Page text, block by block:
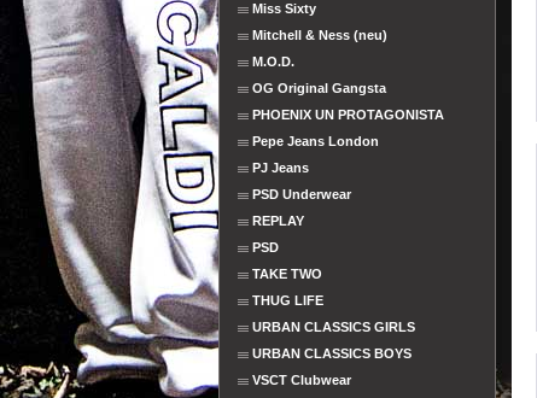
Miss Sixty
Mitchell & Ness (neu)
M.O.D.
OG Original Gangsta
PHOENIX UN PROTAGONISTA
Pepe Jeans London
PJ Jeans
PSD Underwear
REPLAY
PSD
TAKE TWO
THUG LIFE
URBAN CLASSICS GIRLS
URBAN CLASSICS BOYS
VSCT Clubwear